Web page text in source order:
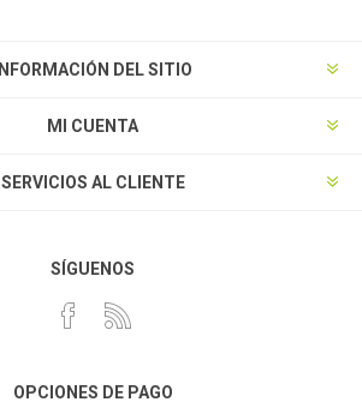
INFORMACIÓN DEL SITIO
MI CUENTA
SERVICIOS AL CLIENTE
SÍGUENOS
OPCIONES DE PAGO